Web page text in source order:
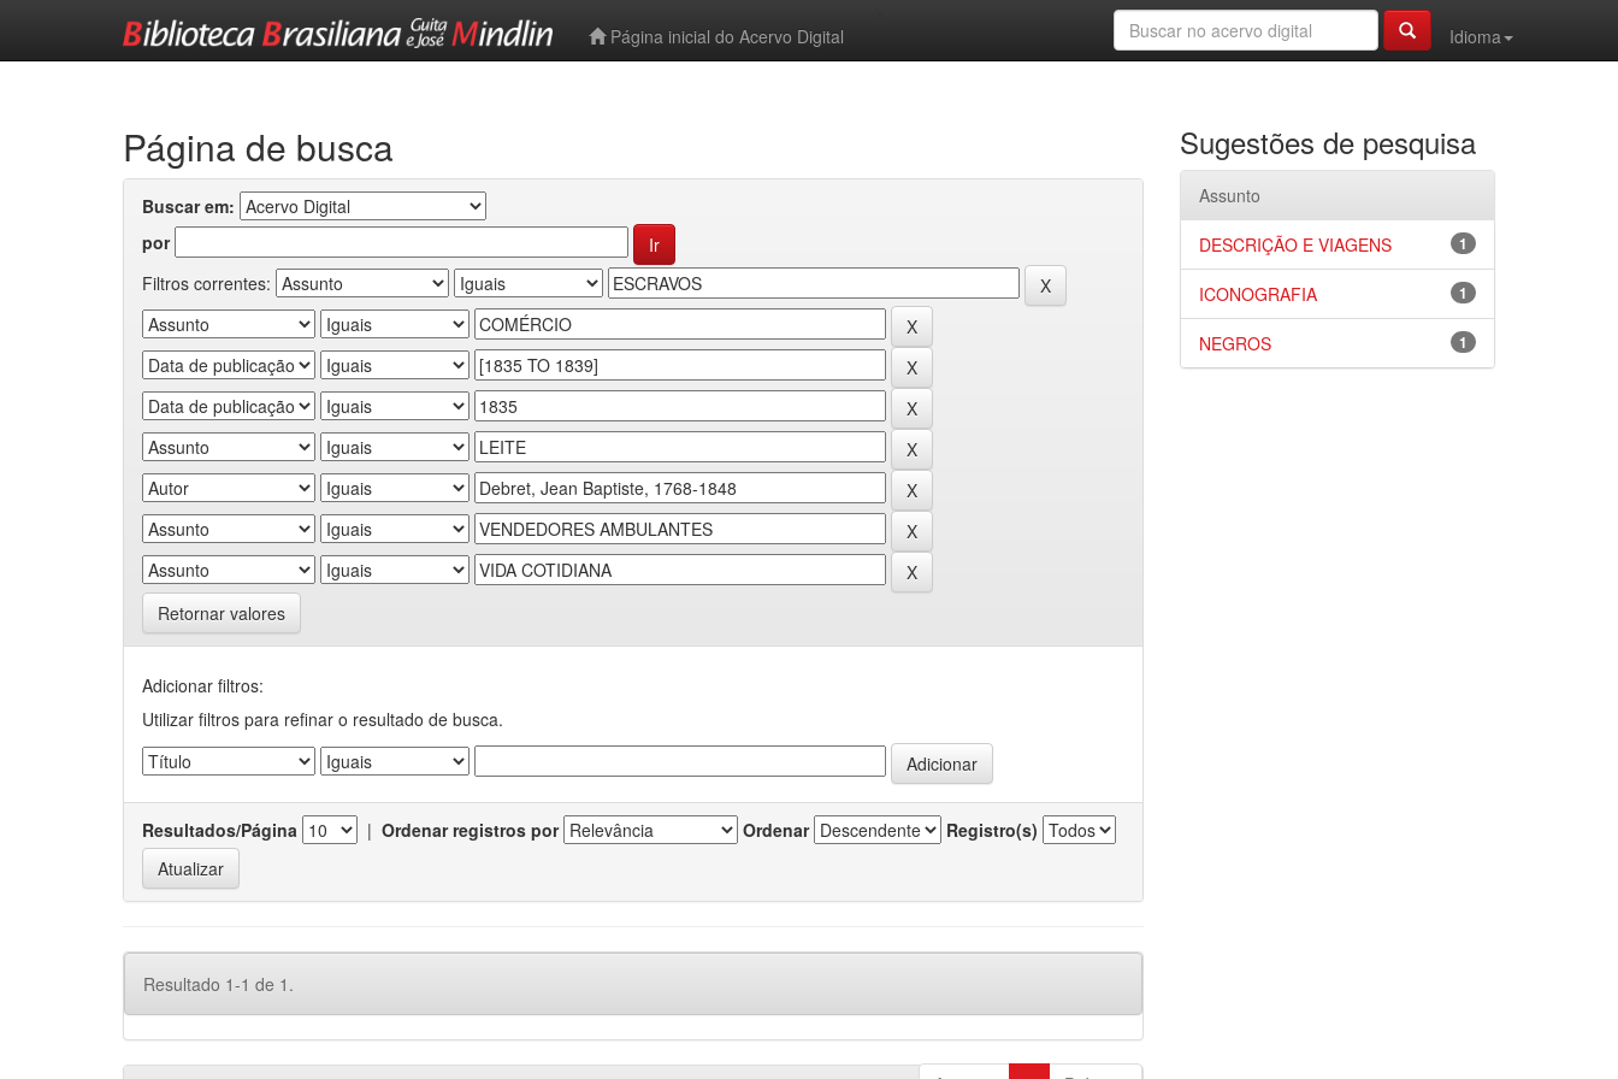
Página inicial do Acervo Digital
Idioma
Página de busca
Buscar em:
por
Filtros correntes:
Retornar valores
Adicionar filtros:
Utilizar filtros para refinar o resultado de busca.
Resultados/Página | Ordenar registros por Ordenar Registro(s)
Resultado 1-1 de 1.
Sugestões de pesquisa
Assunto
1
DESCRIÇÃO E VIAGENS
1
ICONOGRAFIA
1
NEGROS